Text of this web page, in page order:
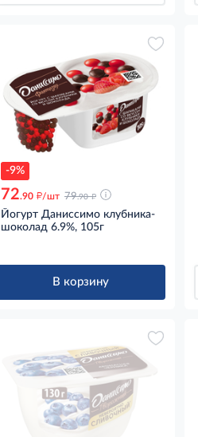
-9%
72.90 д/шт 79.90 д
Йогурт Даниссимо клубника-
шоколад 6.9%, 105г
В корзину